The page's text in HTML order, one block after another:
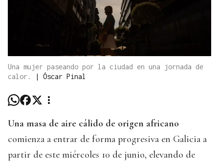
Una mujer paseando por la ciudad en una jornada de
calor.
| Óscar Pinal
Una masa de aire cálido de origen africano
comienza a entrar de forma progresiva en Galicia a
partir de este miércoles 10 de junio, elevando de